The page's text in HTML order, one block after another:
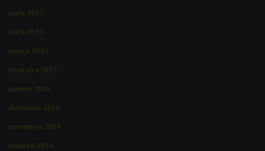
maio 2015
abril 2015
março 2015
fevereiro 2015
janeiro 2015
dezembro 2014
novembro 2014
outubro 2014